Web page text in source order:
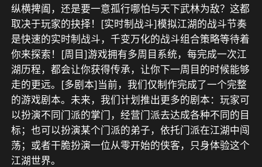
纵横捭阖，还是要一意孤行哪怕与天下武林为敌？这都
取决于玩家的抉择！[实时制战斗]模拟江湖的战斗节奏
是快速的实时制战斗，千变万化的战斗组合策略等待着
你来探索！[周目]游戏拥有多周目系统，每完成一次江
湖历程，都会让你获得传承，让你下一周目的时候能够
走的更远。[多剧本]当前，我们仅制作完成了一个完整
的游戏剧本。未来，我们计划推出更多的剧本：玩家可
以扮演不同门派的掌门，经营门派去达成各种不同的目
标；也可以扮演某个门派的弟子，依托门派在江湖中闯
荡；或者干脆扮演一位从零开始的侠客，只身体验这个
江湖世界。